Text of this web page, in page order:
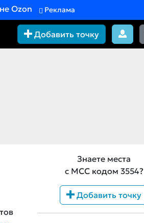
Ozon Реклама
Добавить точку
Знаете места
с MCC кодом 3554?
Добавить точку